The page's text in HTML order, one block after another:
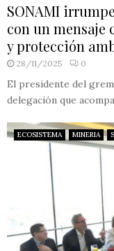
SONAMI
con un mensaje
y protección
28/11/2025 0
El presidente del
delegación que
ECOSISTEMA MINERIA